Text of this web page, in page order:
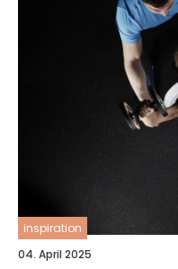
inspiration
04. April 2025